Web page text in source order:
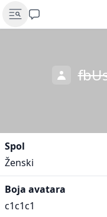
Spol
Ženski
Boja avatara
c1c1c1